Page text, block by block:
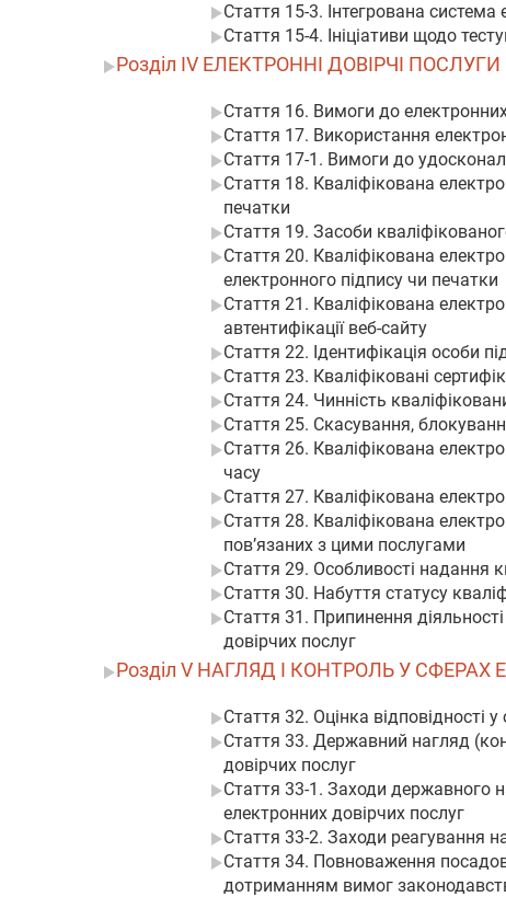
Стаття 15-3. Інтегрована система
Стаття 15-4. Ініціативи щодо
Розділ IV ЕЛЕКТРОННІ ДОВІРЧІ ПОСЛУГИ
Стаття 16. Вимоги до
Стаття 17. Використання
Стаття 17-1. Вимоги до
Стаття 18. Кваліфікована
печатки
Стаття 19. Засоби
Стаття 20. Кваліфікована
електронного підпису чи печатки
Стаття 21. Кваліфікована
автентифікації веб-сайту
Стаття 22. Ідентифікація особи
Стаття 23. Кваліфіковані
Стаття 24. Чинність
Стаття 25. Скасування,
Стаття 26. Кваліфікована
часу
Стаття 27. Кваліфікована
Стаття 28. Кваліфікована
пов’язаних з цими послугами
Стаття 29. Особливості надання
Стаття 30. Набуття статусу
Стаття 31. Припинення
довірчих послуг
Розділ V НАГЛЯД І КОНТРОЛЬ У
Стаття 32. Оцінка відповідності
Стаття 33. Державний нагляд
довірчих послуг
Стаття 33-1. Заходи державного
електронних довірчих послуг
Стаття 33-2. Заходи реагування
Стаття 34. Повноваження
дотриманням вимог